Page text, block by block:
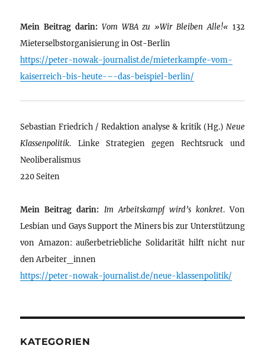
Mein Beitrag darin: Vom WBA zu »Wir Bleiben Alle!« 132
Mieterselbstorganisierung in Ost-Berlin
https://peter-nowak-journalist.de/mieterkampfe-vom-
kaiserreich-bis-heute-–-das-beispiel-berlin/
Sebastian Friedrich / Redaktion analyse & kritik (Hg.) Neue
Klassenpolitik. Linke Strategien gegen Rechtsruck und
Neoliberalismus
220 Seiten
Mein Beitrag darin: Im Arbeitskampf wird’s konkret. Von
Lesbian und Gays Support the Miners bis zur Unterstützung
von Amazon: außerbetriebliche Solidarität hilft nicht nur
den Arbeiter_innen
https://peter-nowak-journalist.de/neue-klassenpolitik/
KATEGORIEN